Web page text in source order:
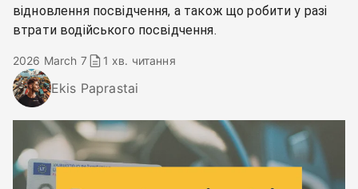
відновлення посвідчення, а також що робити у разі
втрати водійського посвідчення.
Ekis Paprastai
2026 March 7 1 хв. читання